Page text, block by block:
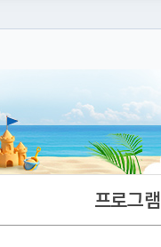
메인 주소를 확인해 보세요
프로그램